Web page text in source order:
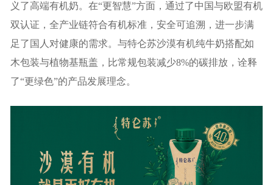
义了高端有机奶。在“更智慧”方面，通过了中国与欧盟有机
双认证，全产业链符合有机标准，安全可追溯，进一步满
足了国人对健康的需求。与特仑苏沙漠有机纯牛奶搭配如
木包装与植物基瓶盖，比常规包装减少8%的碳排放，诠释
了“更绿色”的产品发展理念。